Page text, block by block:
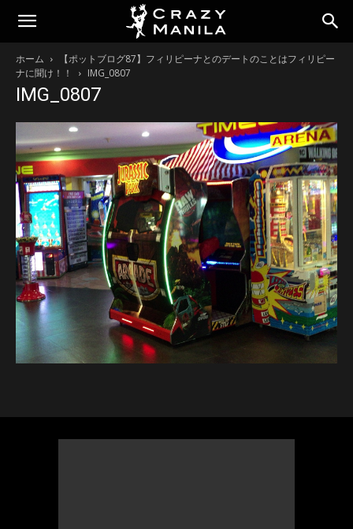
ホーム
【ポットブログ87】フィリピーナとのデートのことはフィリピー
ナに聞け！！
IMG_0807
IMG_0807